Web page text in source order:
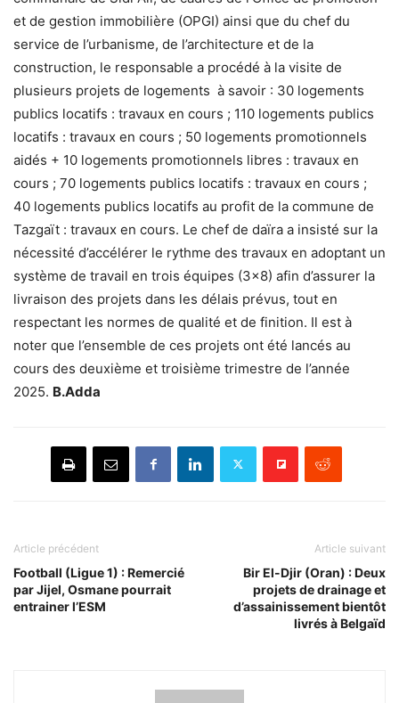
et de gestion immobilière (OPGI) ainsi que du chef du
service de l’urbanisme, de l’architecture et de la
construction, le responsable a procédé à la visite de
plusieurs projets de logements à savoir : 30 logements
publics locatifs : travaux en cours ; 110 logements publics
locatifs : travaux en cours ; 50 logements promotionnels
aidés + 10 logements promotionnels libres : travaux en
cours ; 70 logements publics locatifs : travaux en cours ;
40 logements publics locatifs au profit de la commune de
Tazgaït : travaux en cours. Le chef de daïra a insisté sur la
nécessité d’accélérer le rythme des travaux en adoptant un
système de travail en trois équipes (3×8) afin d’assurer la
livraison des projets dans les délais prévus, tout en
respectant les normes de qualité et de finition. Il est à
noter que l’ensemble de ces projets ont été lancés au
cours des deuxième et troisième trimestre de l’année
2025. B.Adda
Article précédent
Football (Ligue 1) : Remercié
par Jijel, Osmane pourrait
entrainer l’ESM
Article suivant
Bir El-Djir (Oran) : Deux
projets de drainage et
d’assainissement bientôt
livrés à Belgaïd